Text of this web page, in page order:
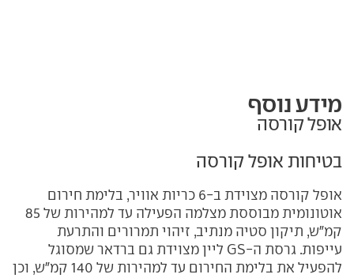
מידע נוסף
אופל קורסה
בטיחות אופל קורסה
אופל קורסה מצוידת ב-6 כריות אוויר, בלימת חירום
אוטונומית מבוססת מצלמה הפעילה עד למהירות של 85
קמ"ש, תיקון סטיה מנתיב, זיהוי תמרורים והתרעת
עייפות. גרסת ה-GS ליין מצוידת גם ברדאר שמסוגל
להפעיל את בלימת החירום עד למהירות של 140 קמ"ש, וכן